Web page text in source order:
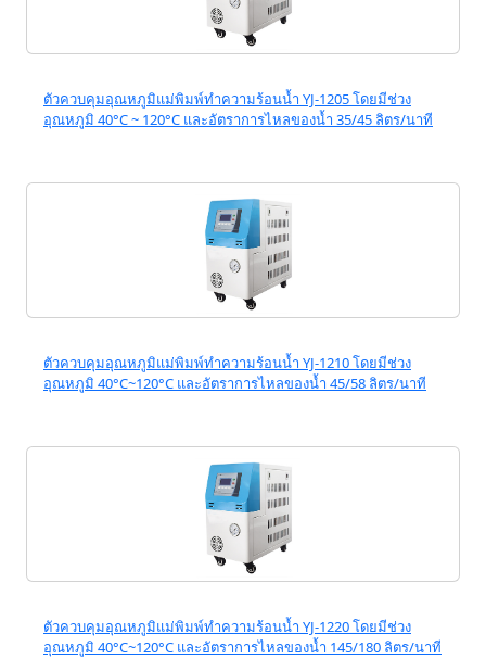
ตัวควบคุมอุณหภูมิแม่พิมพ์ทำความร้อนน้ำ YJ-1205 โดยมีช่วง
อุณหภูมิ 40°C ~ 120°C และอัตราการไหลของน้ำ 35/45 ลิตร/นาที
ตัวควบคุมอุณหภูมิแม่พิมพ์ทำความร้อนน้ำ YJ-1210 โดยมีช่วง
อุณหภูมิ 40°C~120°C และอัตราการไหลของน้ำ 45/58 ลิตร/นาที
ตัวควบคุมอุณหภูมิแม่พิมพ์ทำความร้อนน้ำ YJ-1220 โดยมีช่วง
อุณหภูมิ 40°C~120°C และอัตราการไหลของน้ำ 145/180 ลิตร/นาที